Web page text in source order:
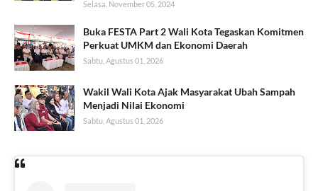
Selasa, November 05, 2024
Buka FESTA Part 2 Wali Kota Tegaskan Komitmen
Perkuat UMKM dan Ekonomi Daerah
Sabtu, Agustus 01, 2026
Wakil Wali Kota Ajak Masyarakat Ubah Sampah
Menjadi Nilai Ekonomi
Sabtu, Agustus 01, 2026